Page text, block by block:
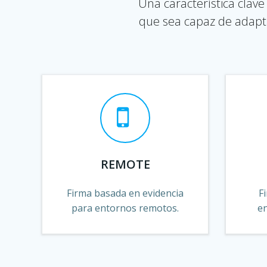
Una característica
que sea capaz de
REMOTE
Firma basada en evidencia
para entornos remotos.